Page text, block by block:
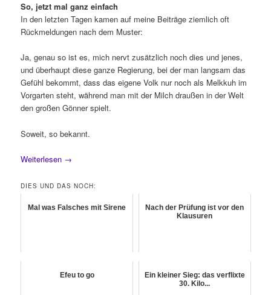
So, jetzt mal ganz einfach
In den letzten Tagen kamen auf meine Beiträge ziemlich oft
Rückmeldungen nach dem Muster:
Ja, genau so ist es, mich nervt zusätzlich noch dies und jenes,
und überhaupt diese ganze Regierung, bei der man langsam das
Gefühl bekommt, dass das eigene Volk nur noch als Melkkuh im
Vorgarten steht, während man mit der Milch draußen in der Welt
den großen Gönner spielt.
Soweit, so bekannt.
Weiterlesen →
DIES UND DAS NOCH:
Mal was Falsches mit Sirene
Nach der Prüfung ist vor den
Klausuren
Efeu to go
Ein kleiner Sieg: das verflixte
30. Kilo...